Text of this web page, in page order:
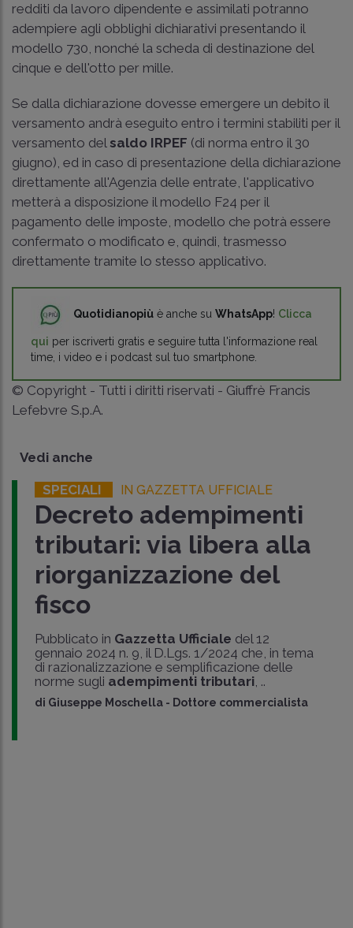
redditi da lavoro dipendente e assimilati potranno
adempiere agli obblighi dichiarativi presentando il
modello 730, nonché la scheda di destinazione del
cinque e dell'otto per mille.
Se dalla dichiarazione dovesse emergere un debito il
versamento andrà eseguito entro i termini stabiliti per il
versamento del saldo IRPEF (di norma entro il 30
giugno), ed in caso di presentazione della dichiarazione
direttamente all'Agenzia delle entrate, l'applicativo
metterà a disposizione il modello F24 per il
pagamento delle imposte, modello che potrà essere
confermato o modificato e, quindi, trasmesso
direttamente tramite lo stesso applicativo.
Quotidianopiù è anche su WhatsApp! Clicca
qui per iscriverti gratis e seguire tutta l'informazione real
time, i video e i podcast sul tuo smartphone.
© Copyright - Tutti i diritti riservati - Giuffrè Francis
Lefebvre S.p.A.
Vedi anche
SPECIALI IN GAZZETTA UFFICIALE
Decreto adempimenti
tributari: via libera alla
riorganizzazione del
fisco
Pubblicato in Gazzetta Ufficiale del 12
gennaio 2024 n. 9, il D.Lgs. 1/2024 che, in tema
di razionalizzazione e semplificazione delle
norme sugli adempimenti tributari, ..
di Giuseppe Moschella - Dottore commercialista